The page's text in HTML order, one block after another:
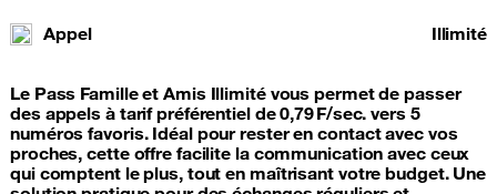
Appel Illimité
Le Pass Famille et Amis Illimité vous permet de passer
des appels à tarif préférentiel de 0,79 F/sec. vers 5
numéros favoris. Idéal pour rester en contact avec vos
proches, cette offre facilite la communication avec ceux
qui comptent le plus, tout en maîtrisant votre budget. Une